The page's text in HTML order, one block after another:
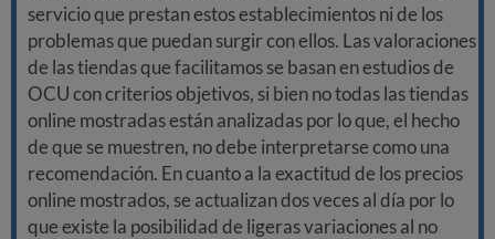
servicio que prestan estos establecimientos ni de los
problemas que puedan surgir con ellos. Las valoraciones
de las tiendas que facilitamos se basan en estudios de
OCU con criterios objetivos, si bien no todas las tiendas
online mostradas están analizadas por lo que, el hecho
de que se muestren, no debe interpretarse como una
recomendación. En cuanto a la exactitud de los precios
online mostrados, se actualizan dos veces al día por lo
que existe la posibilidad de ligeras variaciones al no